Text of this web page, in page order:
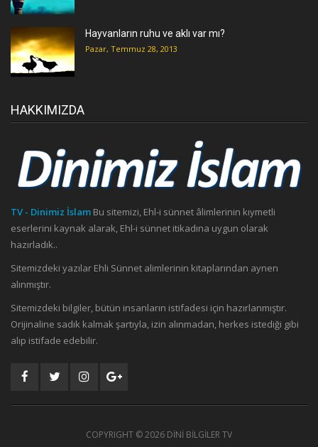
Hayvanların ruhu ve aklı var mı?
Pazar, Temmuz 28, 2013
HAKKIMIZDA
TV - Dinimiz İslam Bu sitemizi, Ehl-i sünnet âlimlerinin kıymetli
eserlerini kaynak alarak, Ehl-i sünnet itikadına uygun olarak
hazırladık..
Sitemizdeki yazılar Ehli Sünnet alimlerinin kitaplarından aynen
alınmıştır.
Sitemizdeki bilgiler, bütün insanların istifadesi için hazırlanmıştır.
Orijinaline sadık kalmak şartıyla, izin alınmadan, herkes istediği gibi
alıp istifade edebilir.
COPYRIGHT ©2026 DİNİ BİLGİLER TV